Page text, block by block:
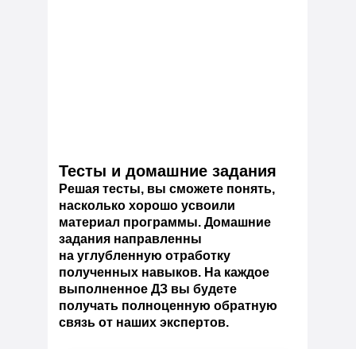
Тесты и домашние задания
Решая тесты, вы сможете понять,
насколько хорошо усвоили
материал программы. Домашние
задания направленны
на углубленную отработку
полученных навыков. На каждое
выполненное ДЗ вы будете
получать полноценную обратную
связь от наших экспертов.